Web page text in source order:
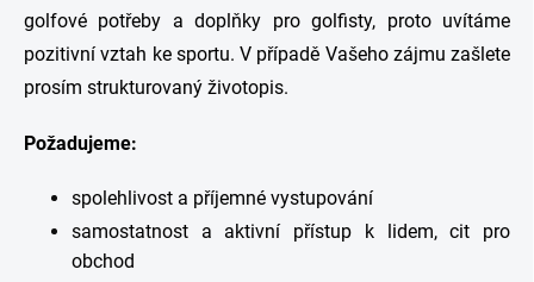
golfové potřeby a doplňky pro golfisty, proto uvítáme
pozitivní vztah ke sportu. V případě Vašeho zájmu zašlete
prosím strukturovaný životopis.
Požadujeme:
spolehlivost a příjemné vystupování
samostatnost a aktivní přístup k lidem, cit pro
obchod